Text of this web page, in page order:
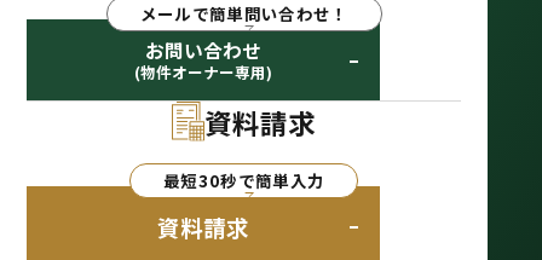
メールで簡単問い合わせ！
お問い合わせ
(物件オーナー専用)
資料請求
最短30秒で簡単入力
資料請求